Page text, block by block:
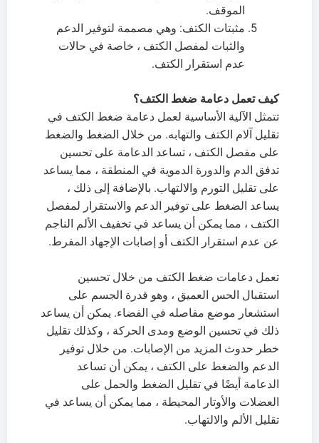
الموقف.
مثبتات الكتف: وهي مصممة لتوفير الدعم
والثبات لمفصل الكتف ، خاصة في حالات
عدم استقرار الكتف.
كيف تعمل دعامة ضغط الكتف؟
تتمثل الآلية الأساسية لعمل دعامة ضغط الكتف في
تقليل آلام الكتف والتهابه. من خلال الضغط والضغط
على مفصل الكتف ، تساعد الدعامة على تحسين
تدفق الدم والدورة الدموية في المنطقة ، مما يساعد
على تقليل التورم والالتهاب. بالإضافة إلى ذلك ،
يساعد الضغط على توفير الدعم والاستقرار لمفصل
الكتف ، مما يمكن أن يساعد في تخفيف الألم الناجم
عن عدم استقرار الكتف أو إصابات الإجهاد المفرط.
تعمل دعامات ضغط الكتف من خلال تحسين
استقبال الحس العميق ، وهو قدرة الجسم على
استشعار موضع مفاصله في الفضاء. يمكن أن يساعد
ذلك في تحسين الوضع ومدى الحركة ، وكذلك تقليل
خطر حدوث المزيد من الإصابات. من خلال توفير
الدعم والضغط على الكتف ، يمكن أن تساعد
الدعامة أيضًا في تقليل الضغط والحمل على
العضلات والأوتار المحيطة ، مما يمكن أن يساعد في
تقليل الألم والالتهاب.